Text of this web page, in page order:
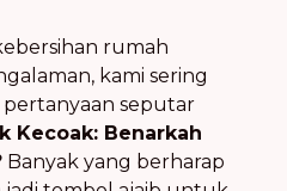
rumah
kami sering
seputar
Kecoak: Benarkah
Banyak yang berharap